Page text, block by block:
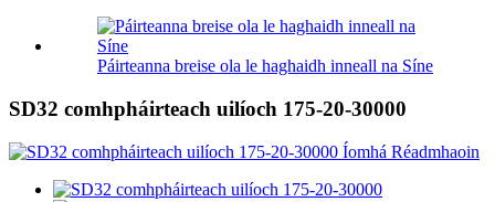
Páirteanna breise ola le haghaidh inneall na Síne
SD32 comhpháirteach uilíoch 175-20-30000